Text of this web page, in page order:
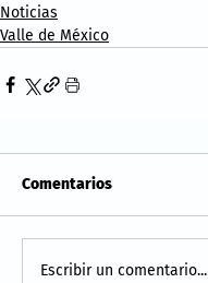
Noticias
Valle de México
Comentarios
Escribir un comentario...